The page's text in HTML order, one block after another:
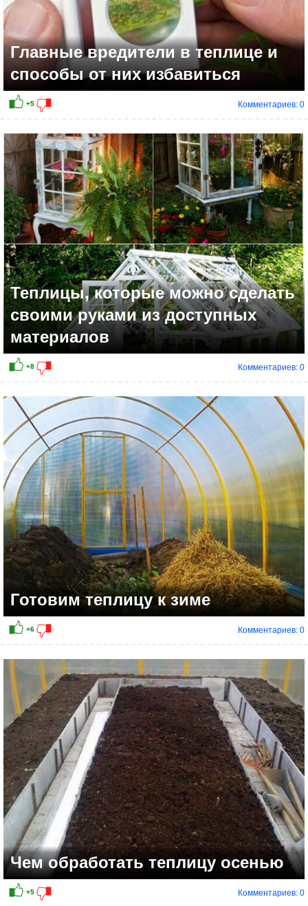
+5
Главные вредители в теплице и
способы от них избавиться
Комментариев: 0
Теплицы, которые можно сделать
своими руками из доступных
материалов
Комментариев: 0
Готовим теплицу к зиме
Комментариев: 0
Чем обработать теплицу осенью
Комментариев: 0